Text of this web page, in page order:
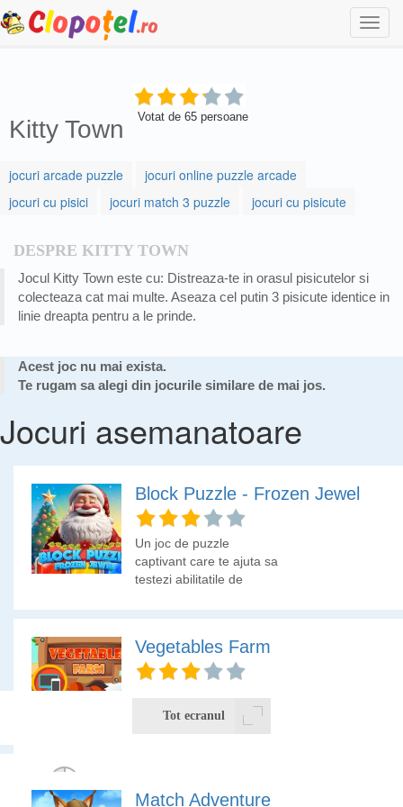
Kitty Town Votat de 65 persoane
jocuri arcade puzzle
jocuri online puzzle arcade
jocuri cu pisici
jocuri match 3 puzzle jocuri cu pisicute
DESPRE KITTY TOWN
Jocul Kitty Town este cu: Distreaza-te in orasul pisicutelor si
colecteaza cat mai multe. Aseaza cel putin 3 pisicute identice in
linie dreapta pentru a le prinde.
Acest joc nu mai exista.
Te rugam sa alegi din jocurile similare de mai jos.
Jocuri asemanatoare
Block Puzzle - Frozen Jewel
Un joc de puzzle
captivant care te ajuta sa
testezi abilitatile de
Vegetables Farm
legumele de la ferma,
dar ai grija ca nu pot fi
Match Adventure
Tot ecranul